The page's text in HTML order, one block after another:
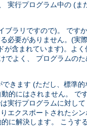
実行プログラム中の (ま
ラリですので)。 です
必要がありません。(実
が含まれています)。よ
でよく、 プログラムの
きます (ただし、標準的
的にはされません。 で
実行プログラムに対し
エクスポートされたシ
に解決します。 こうす